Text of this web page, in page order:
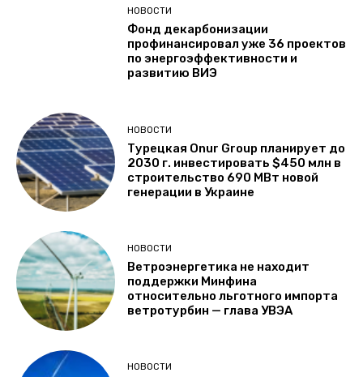
НОВОСТИ
Фонд декарбонизации
профинансировал уже 36 проектов
по энергоэффективности и
развитию ВИЭ
НОВОСТИ
Турецкая Onur Group планирует до
2030 г. инвестировать $450 млн в
строительство 690 МВт новой
генерации в Украине
НОВОСТИ
Ветроэнергетика не находит
поддержки Минфина
относительно льготного импорта
ветротурбин — глава УВЭА
НОВОСТИ